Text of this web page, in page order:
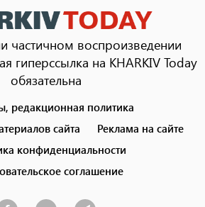
частичном воспроизведении
гиперссылка на KHARKIV Today
обязательна
редакционная политика
сайта
Реклама на сайте
конфиденциальности
соглашение